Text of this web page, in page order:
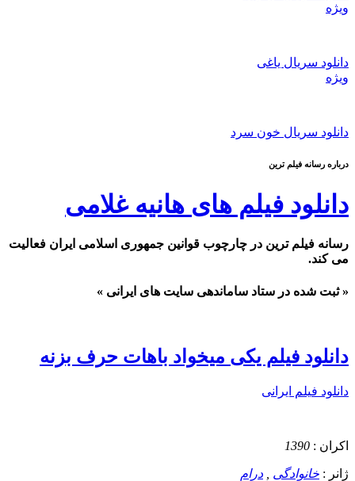
ویژه
دانلود سریال یاغی
ویژه
دانلود سریال خون سرد
درباره رسانه فیلم ترین
دانلود فیلم های هانیه غلامی
رسانه فیلم ترین در چارچوب قوانین جمهوری اسلامی ایران فعالیت
می کند.
« ثبت شده در ستاد ساماندهی سایت های ایرانی »
دانلود فیلم یکی میخواد باهات حرف بزنه
دانلود فیلم ایرانی
اکران : 1390
ژانر : خانوادگی درام